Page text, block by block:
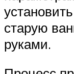
старую
руками.